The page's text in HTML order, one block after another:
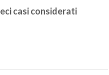
casi considerati